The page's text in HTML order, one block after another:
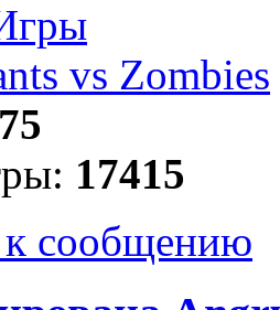
vs Zombies
75
17415
сообщению